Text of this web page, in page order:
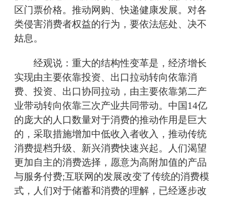
区门票价格。推动网购、快递健康发展。对各
类侵害消费者权益的行为，要依法惩处、决不
姑息。
经观说：重大的结构性变革是，经济增长
实现由主要依靠投资、出口拉动转向依靠消
费、投资、出口协同拉动，由主要依靠第二产
业带动转向依靠三次产业共同带动。中国14亿
的庞大的人口数量对于消费的推动作用是巨大
的，采取措施增加中低收入者收入，推动传统
消费提档升级、新兴消费快速兴起。人们渴望
更加自主的消费选择，愿意为高附加值的产品
与服务付费;互联网的发展改变了传统的消费模
式，人们对于储蓄和消费的理解，已经逐步改